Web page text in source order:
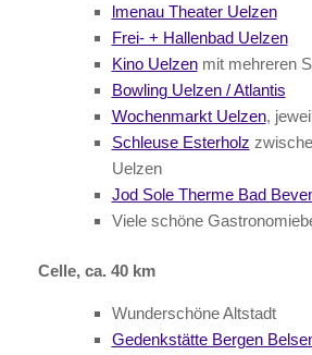
lmenau Theater Uelzen
Frei- + Hallenbad Uelzen
Kino Uelzenmit mehreren
Bowling Uelzen / Atlantis
Wochenmarkt Uelzen,
Schleuse Esterholz
Uelzen
Jod Sole Therme Bad
Viele schöne
Celle, ca. 40 km
Wunderschöne Altstadt
Gedenkstätte Bergen